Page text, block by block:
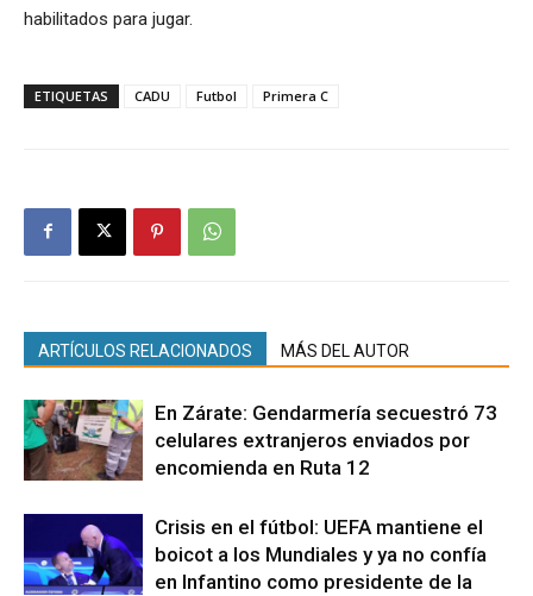
habilitados para jugar.
ETIQUETAS CADU Futbol Primera C
ARTÍCULOS RELACIONADOS MÁS DEL AUTOR
En Zárate: Gendarmería secuestró 73
celulares extranjeros enviados por
encomienda en Ruta 12
Crisis en el fútbol: UEFA mantiene el
boicot a los Mundiales y ya no confía
en Infantino como presidente de la